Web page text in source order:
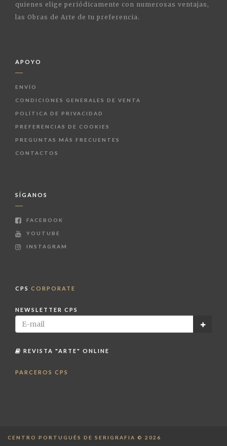
quienes elige periódicamente con numerosas ventajas,
las Obras de Arte de tu preferencia.
APOYO
ENVÍO
CONDICIONES GENERALES DE VENTA
POLÍTICA DE PRIVACIDAD
PREFERENCIAS DE COOKIES
PREGUNTAS MÁS FRECUENTES
CONTACTOS
SÍGANOS
FACEBOOK
YOUTUBE
INSTAGRAM
CPS CORPORATE
NEWSLETTER CPS
REVISTA "ARTE" ONLINE
PARCEROS CPS
CENTRO PORTUGUÊS DE SERIGRAFIA © 2026